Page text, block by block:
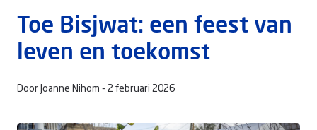
Ontdek
Steun Israël
Service & Contact
Toe Bisjwat: een feest van
leven en toekomst
Door Joanne Nihom - 2 februari 2026